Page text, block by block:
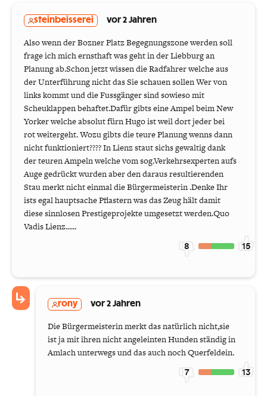
steinbeisserei vor 2 Jahren
Also wenn der Bozner Platz Begegnungszone werden soll
frage ich mich ernsthaft was geht in der Liebburg an
Planung ab.Schon jetzt wissen die Radfahrer welche aus
der Unterführung nicht das Sie schauen sollen Wer von
links kommt und die Fussgänger sind sowieso mit
Scheuklappen behaftet.Dafür gibts eine Ampel beim New
Yorker welche absolut fürn Hugo ist weil dort jeder bei
rot weitergeht. Wozu gibts die teure Planung wenns dann
nicht funktioniert???? In Lienz staut sichs gewaltig dank
der teuren Ampeln welche vom sog.Verkehrsexperten aufs
Auge gedrückt wurden aber den daraus resultierenden
Stau merkt nicht einmal die Bürgermeisterin .Denke Ihr
ists egal hauptsache Pflastern was das Zeug hält damit
diese sinnlosen Prestigeprojekte umgesetzt werden.Quo
Vadis Lienz......
8 15
rony vor 2 Jahren
Die Bürgermeisterin merkt das natürlich nicht,sie
ist ja mit ihren nicht angeleinten Hunden ständig in
Amlach unterwegs und das auch noch Querfeldein.
7 13